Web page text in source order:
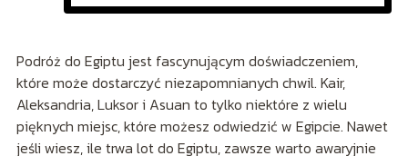
Podróż do Egiptu jest fascynującym doświadczeniem,
które może dostarczyć niezapomnianych chwil. Kair,
Aleksandria, Luksor i Asuan to tylko niektóre z wielu
pięknych miejsc, które możesz odwiedzić w Egipcie. Nawet
jeśli wiesz, ile trwa lot do Egiptu, zawsze warto awaryjnie